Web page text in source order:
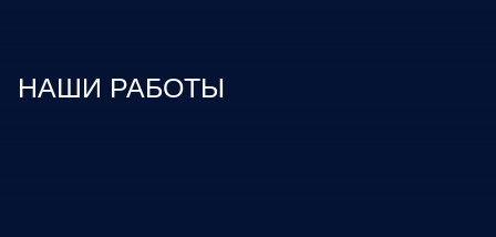
НАШИ РАБОТЫ